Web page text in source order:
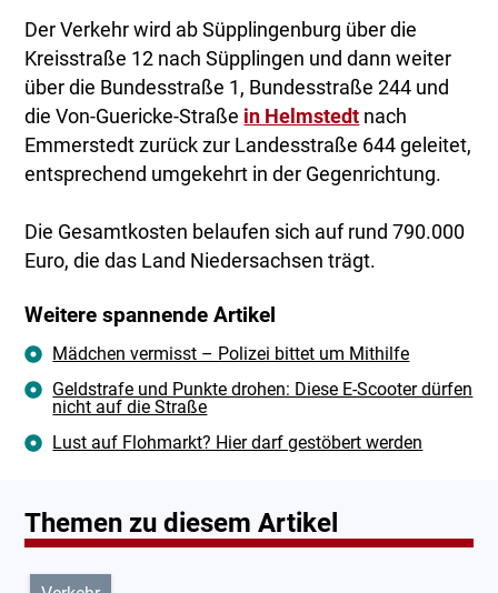
Der Verkehr wird ab Süpplingenburg über die
Kreisstraße 12 nach Süpplingen und dann weiter
über die Bundesstraße 1, Bundesstraße 244 und
die Von-Guericke-Straße in Helmstedt nach
Emmerstedt zurück zur Landesstraße 644 geleitet,
entsprechend umgekehrt in der Gegenrichtung.
Die Gesamtkosten belaufen sich auf rund 790.000
Euro, die das Land Niedersachsen trägt.
Weitere spannende Artikel
Mädchen vermisst – Polizei bittet um Mithilfe
Geldstrafe und Punkte drohen: Diese E-Scooter dürfen
nicht auf die Straße
Lust auf Flohmarkt? Hier darf gestöbert werden
Themen zu diesem Artikel